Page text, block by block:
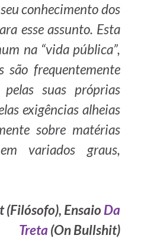
conhecimento dos
esse assunto. Esta
na “vida pública”,
são frequentemente
suas próprias
exigências alheias
sobre matérias
variados graus,
Ensaio Da
Treta (On Bullshit)